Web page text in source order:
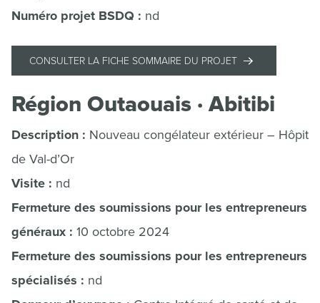
Numéro projet BSDQ : nd
CONSULTER LA FICHE SOMMAIRE DU PROJET
Région Outaouais · Abitibi
Description : Nouveau congélateur extérieur – Hôpital
de Val-d’Or
Visite : nd
Fermeture des soumissions pour les entrepreneurs
généraux : 10 octobre 2024
Fermeture des soumissions pour les entrepreneurs
spécialisés : nd